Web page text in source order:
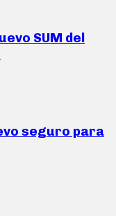
SUM del
seguro para